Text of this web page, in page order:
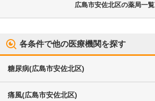
広島市安佐北区の薬局一覧
各条件で他の医療機関を探す
糖尿病(広島市安佐北区)
痛風(広島市安佐北区)